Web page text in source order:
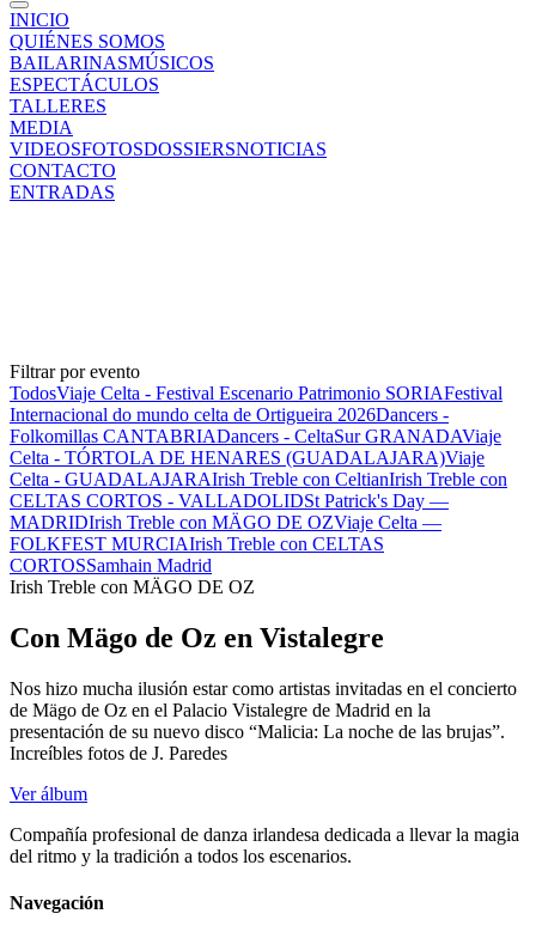
INICIO
QUIÉNES SOMOS
BAILARINASMÚSICOS
ESPECTÁCULOS
TALLERES
MEDIA
VIDEOSFOTOSDOSSIERSNOTICIAS
CONTACTO
ENTRADAS
Filtrar por evento
TodosViaje Celta - Festival Escenario Patrimonio SORIAFestival
Internacional do mundo celta de Ortigueira 2026Dancers -
Folkomillas CANTABRIADancers - CeltaSur GRANADAViaje
Celta - TÓRTOLA DE HENARES (GUADALAJARA)Viaje
Celta - GUADALAJARAIrish Treble con CeltianIrish Treble con
CELTAS CORTOS - VALLADOLIDSt Patrick's Day —
MADRIDIrish Treble con MÄGO DE OZViaje Celta —
FOLKFEST MURCIAIrish Treble con CELTAS
CORTOSSamhain Madrid
Irish Treble con MÄGO DE OZ
Con Mägo de Oz en Vistalegre
Nos hizo mucha ilusión estar como artistas invitadas en el concierto
de Mägo de Oz en el Palacio Vistalegre de Madrid en la
presentación de su nuevo disco “Malicia: La noche de las brujas”.
Increíbles fotos de J. Paredes
Ver álbum
Compañía profesional de danza irlandesa dedicada a llevar la magia
del ritmo y la tradición a todos los escenarios.
Navegación